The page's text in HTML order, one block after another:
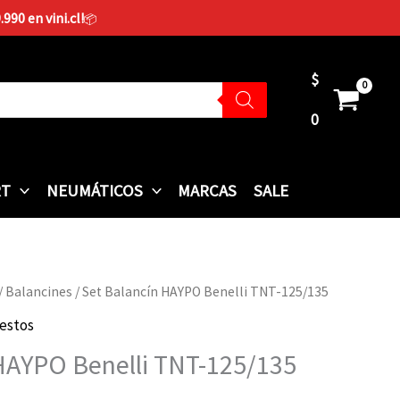
en vini.cl!📦
$
0
NEUMÁTICOS MARCAS SALE
/ Balancines / Set Balancín HAYPO Benelli TNT-125/135
Benelli TNT-125/135